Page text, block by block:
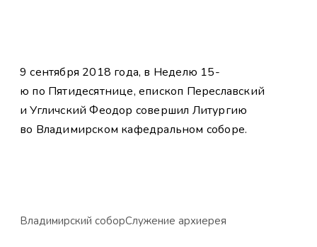
9 сентября 2018 года, в Неделю 15-
ю по Пятидесятнице, епископ Переславский
и Угличский Феодор совершил Литургию
во Владимирском кафедральном соборе.
Владимирский соборСлужение архиерея